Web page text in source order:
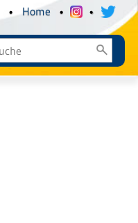
• Home • •